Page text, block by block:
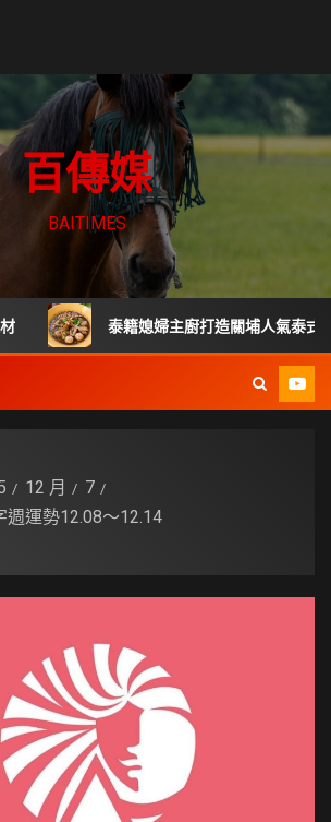
百傳媒
BAITIMES
泰籍媳婦主廚打造關埔人氣泰式料理 從炒
12 月
7
週運勢12.08～12.14